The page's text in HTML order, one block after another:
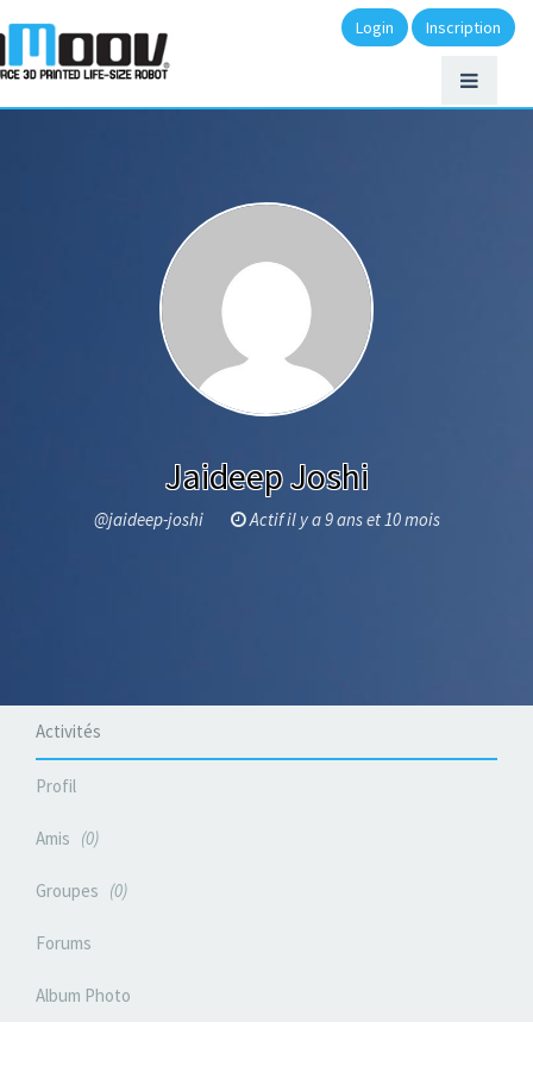
Login Inscription
Jaideep Joshi
@jaideep-joshi Actif il y a 9 ans et 10 mois
Activités
Profil
Amis 0
Groupes 0
Forums
Album Photo